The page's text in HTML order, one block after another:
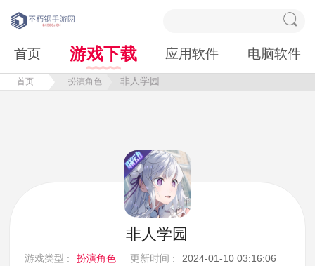
首页 游戏下载 应用软件 电脑软件
首页 扮演角色 非人学园
非人学园
游戏类型 : 扮演角色 更新时间 : 2024-01-10 03:16:06